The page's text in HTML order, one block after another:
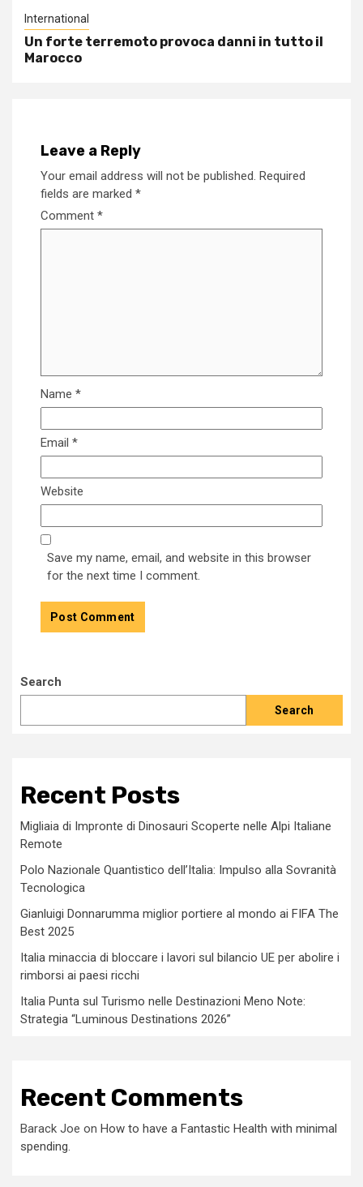
International
Un forte terremoto provoca danni in tutto il
Marocco
Leave a Reply
Your email address will not be published. Required
fields are marked *
Comment *
Name *
Email *
Website
Save my name, email, and website in this browser
for the next time I comment.
Search
Search
Recent Posts
Migliaia di Impronte di Dinosauri Scoperte nelle Alpi Italiane
Remote
Polo Nazionale Quantistico dell’Italia: Impulso alla Sovranità
Tecnologica
Gianluigi Donnarumma miglior portiere al mondo ai FIFA The
Best 2025
Italia minaccia di bloccare i lavori sul bilancio UE per abolire i
rimborsi ai paesi ricchi
Italia Punta sul Turismo nelle Destinazioni Meno Note:
Strategia “Luminous Destinations 2026”
Recent Comments
Barack Joe on How to have a Fantastic Health with minimal
spending.